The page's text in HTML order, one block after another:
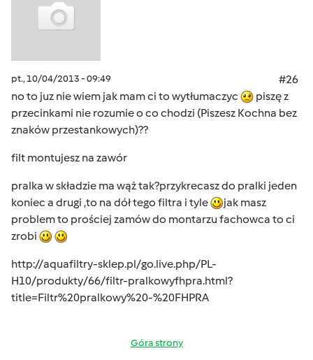
pt., 10/04/2013 - 09:49
#26
no to juz nie wiem jak mam ci to wytłumaczyc
piszę z
przecinkami nie rozumie o co chodzi (Piszesz Kochna bez
znaków przestankowych)??
filt montujesz na zawór
pralka w składzie ma wąż tak?przykrecasz do pralki jeden
koniec a drugi ,to na dół tego filtra i tyle
jak masz
problem to prościej zamów do montarzu fachowca to ci
zrobi
http://aquafiltry-sklep.pl/go.live.php/PL-
H10/produkty/66/filtr-pralkowyfhpra.html?
title=Filtr%20pralkowy%20-%20FHPRA
Góra strony